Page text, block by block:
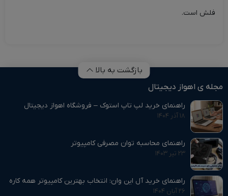
فلش است.
بازگشت به بالا
مجله ی اهواز دیجیتال
راهنمای خرید لپ تاپ استوک – فروشگاه اهواز دیجیتال
۱۸ آذر ۱۴۰۴
راهنمای محاسبه توان مصرفی کامپیوتر
۲۳ تیر ۱۴۰۳
راهنمای خرید آل این وان: انتخاب بهترین کامپیوتر همه‌ کاره
۲۶ آبان ۱۴۰۴